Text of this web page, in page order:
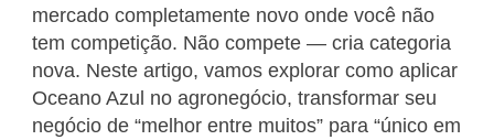
mercado completamente novo onde você não
tem competição. Não compete — cria categoria
nova. Neste artigo, vamos explorar como aplicar
Oceano Azul no agronegócio, transformar seu
negócio de “melhor entre muitos” para “único em